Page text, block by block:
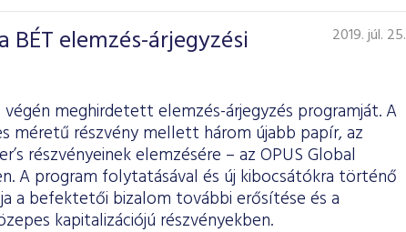
elemzés-árjegyzési
2019. júl. 25.
meghirdetett elemzés-árjegyzés programját. A
méretű részvény mellett három újabb papír, az
részvényeinek elemzésére – az OPUS Global
A program folytatásával és új kibocsátókra történő
a befektetői bizalom további erősítése és a
kapitalizációjú részvényekben.